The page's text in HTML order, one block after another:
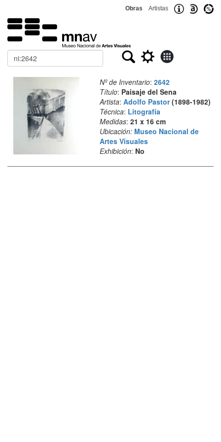
Obras Artistas
Buscar
Nº de Inventario: 2642
Título: Paisaje del Sena
Artista: Adolfo Pastor(1898-1982)
Técnica: Litografía
Medidas: 21 x 16 cm
Ubicación: Museo Nacional de
Artes Visuales
Exhibición: No